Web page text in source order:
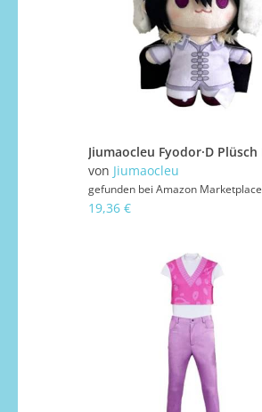
von Jiumaocleu
gefunden bei Amazon Marketplace
19,36 €